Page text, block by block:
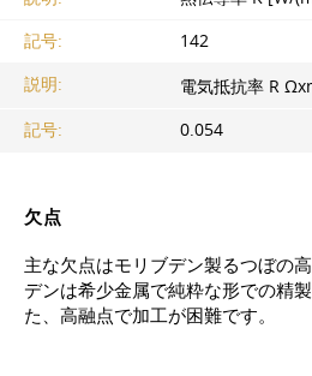
記号:
142
説明:
電気抵抗率 R
記号:
0.054
欠点
主な欠点はモリブデン製るつぼの
デンは希少金属で純粋な形での精
た、高融点で加工が困難です。